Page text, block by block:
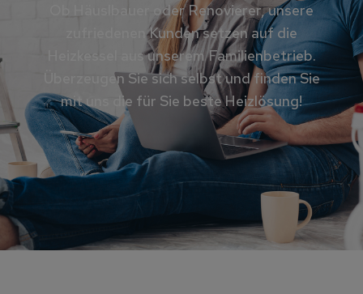
Ob Häuslbauer oder Renovierer, unsere
zufriedenen Kunden setzen auf die
Heizkessel aus unserem Familienbetrieb.
Überzeugen Sie sich selbst und finden Sie
mit uns die für Sie beste Heizlösung!